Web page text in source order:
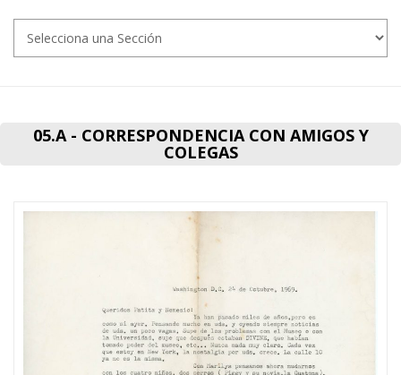
05.A - CORRESPONDENCIA CON AMIGOS Y
COLEGAS